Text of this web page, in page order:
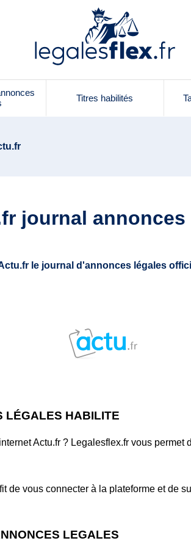
Titres habilités
journal annonces
le journal d'annonces légales
LÉGALES HABILITE
Actu.fr ? Legalesflex.fr vous permet
de vous connecter à la plateforme et de
LEGALES